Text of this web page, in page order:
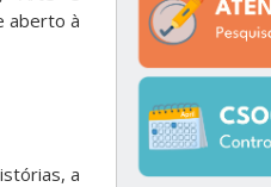
aberto à
a